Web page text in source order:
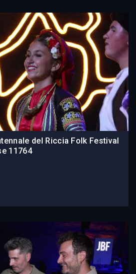
del Riccia Folk Festival
11764